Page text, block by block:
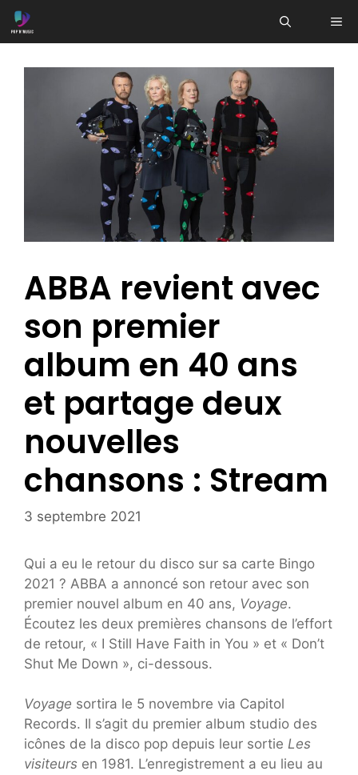
Aller
au
ABBA revient avec
son premier
album en 40 ans
et partage deux
nouvelles
chansons : Stream
3 septembre 2021
Qui a eu le retour du disco sur sa carte Bingo
2021 ? ABBA a annoncé son retour avec son
premier nouvel album en 40 ans, Voyage.
Écoutez les deux premières chansons de l’effort
de retour, « I Still Have Faith in You » et « Don’t
Shut Me Down », ci-dessous.
Voyage sortira le 5 novembre via Capitol
Records. Il s’agit du premier album studio des
icônes de la disco pop depuis leur sortie Les
visiteurs en 1981. L’enregistrement a eu lieu au